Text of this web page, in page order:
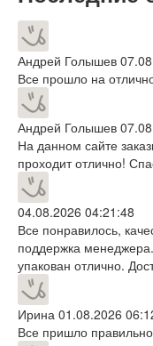
Андрей Голышев
Все прошло на
Андрей Голышев
На данном сайте
проходит отлично!
04.08.2026 04:21:48
Все понравилось,
поддержка
упакован отлично.
Ирина 01.08.2026
Все пришло правильно